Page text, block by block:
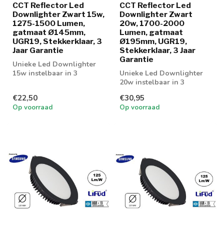
CCT Reflector Led
Downlighter Zwart 15w,
1275-1500 Lumen,
gatmaat Ø145mm,
UGR19, Stekkerklaar, 3
Jaar Garantie
Unieke Led Downlighter
15w instelbaar in 3
€22,50
Op voorraad
CCT Reflector Led
Downlighter Zwart
20w, 1700-2000
Lumen, gatmaat
Ø195mm, UGR19,
Stekkerklaar, 3 Jaar
Garantie
Unieke Led Downlighter
20w instelbaar in 3
en 6000K
€30,95
Op voorraad